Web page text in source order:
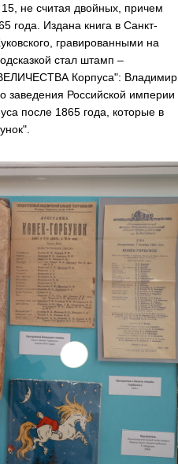
не считая двойных, причем
года. Издана книга в Санкт-
гравированными на
стал штамп –
Корпуса": Владимир
заведения Российской империи
после 1865 года, которые в